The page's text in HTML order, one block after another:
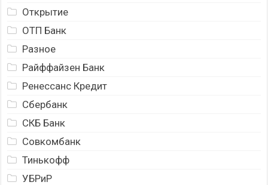
Открытие
ОТП Банк
Разное
Райффайзен Банк
Ренессанс Кредит
Сбербанк
СКБ Банк
Совкомбанк
Тинькофф
УБРиР